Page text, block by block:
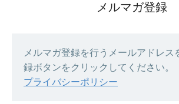
メルマガ登録
メルマガ登録を行うメールアドレス
録ボタンをクリックしてください。
プライバシーポリシー